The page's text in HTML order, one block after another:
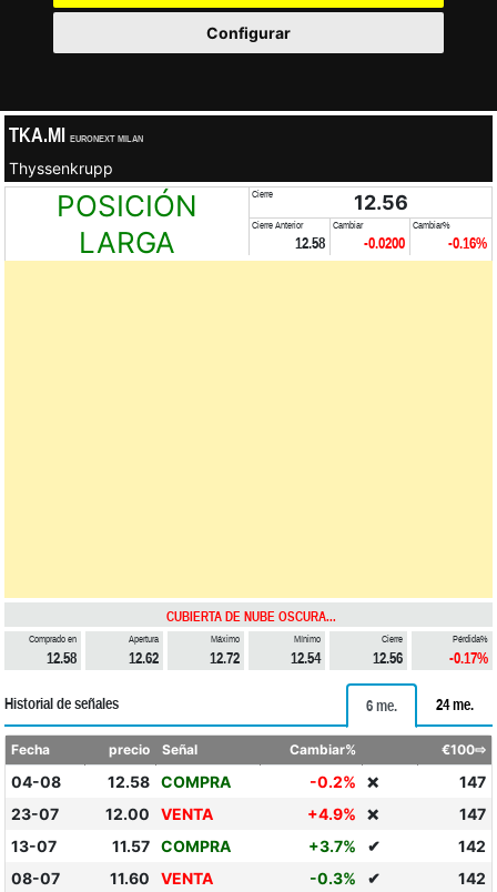
Configurar
TKA.MI EURONEXT MILAN
Thyssenkrupp
POSICIÓN
LARGA
Cierre 12.56
Cierre Anterior
12.58
Cambiar
-0.0200
Cambiar%
-0.16%
CUBIERTA DE NUBE OSCURA...
Comprado en
12.58
Apertura
12.62
Máximo
12.72
Mínimo
12.54
Cierre
12.56
Pérdida%
-0.17%
Historial de señales 6 me. 24 me.
Fecha precio Señal Cambiar% €100⇨
04-08 12.58 COMPRA -0.2% ❌
147
23-07
12.00 VENTA +4.9% ❌
147
13-07
11.57 COMPRA +3.7% ✔
142
08-07
11.60 VENTA -0.3% ✔
142